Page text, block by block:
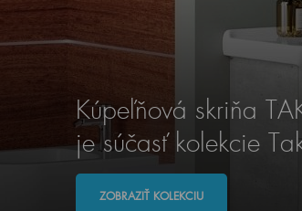
Kúpeľňová skriňa
je súčasť kolekcie
ZOBRAZIŤ KOLEKCIU